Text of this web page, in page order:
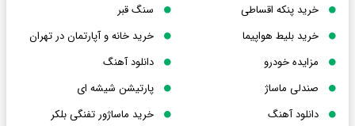
خرید پنکه اقساطی
سنگ قبر
خرید بلیط هواپیما
خرید خانه و آپارتمان در تهران
مزایده خودرو
دانلود آهنگ
صندلی ماساژ
پارتیشن شیشه ای
دانلود آهنگ
خرید ماساژور تفنگی بلکر